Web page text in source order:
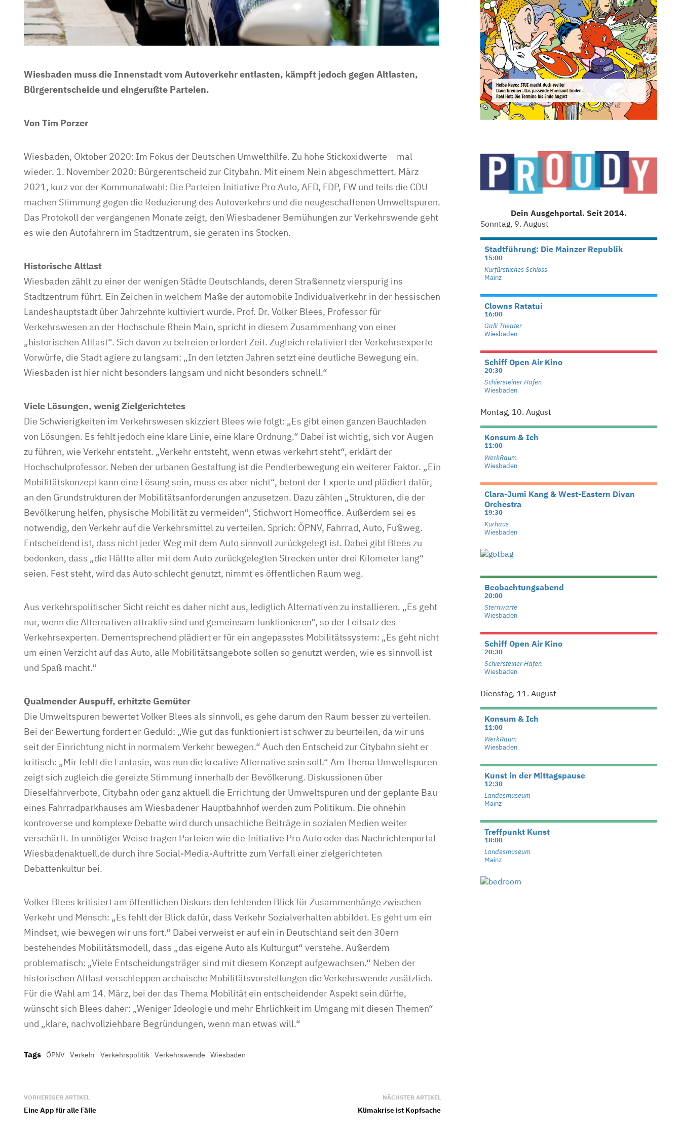
Wiesbaden muss die Innenstadt vom Autoverkehr entlasten, kämpft jedoch gegen Altlasten,
Bürgerentscheide und eingerußte Parteien.
Von Tim Porzer
Wiesbaden, Oktober 2020: Im Fokus der Deutschen Umwelthilfe. Zu hohe Stickoxidwerte – mal
wieder. 1. November 2020: Bürgerentscheid zur Citybahn. Mit einem Nein abgeschmettert. März
2021, kurz vor der Kommunalwahl: Die Parteien Initiative Pro Auto, AFD, FDP, FW und teils die CDU
machen Stimmung gegen die Reduzierung des Autoverkehrs und die neugeschaffenen Umweltspuren.
Das Protokoll der vergangenen Monate zeigt, den Wiesbadener Bemühungen zur Verkehrswende geht
es wie den Autofahrern im Stadtzentrum, sie geraten ins Stocken.
Historische Altlast
Wiesbaden zählt zu einer der wenigen Städte Deutschlands, deren Straßennetz vierspurig ins
Stadtzentrum führt. Ein Zeichen in welchem Maße der automobile Individualverkehr in der hessischen
Landeshauptstadt über Jahrzehnte kultiviert wurde. Prof. Dr. Volker Blees, Professor für
Verkehrswesen an der Hochschule Rhein Main, spricht in diesem Zusammenhang von einer
„historischen Altlast“. Sich davon zu befreien erfordert Zeit. Zugleich relativiert der Verkehrsexperte
Vorwürfe, die Stadt agiere zu langsam: „In den letzten Jahren setzt eine deutliche Bewegung ein.
Wiesbaden ist hier nicht besonders langsam und nicht besonders schnell.“
Viele Lösungen, wenig Zielgerichtetes
Die Schwierigkeiten im Verkehrswesen skizziert Blees wie folgt: „Es gibt einen ganzen Bauchladen
von Lösungen. Es fehlt jedoch eine klare Linie, eine klare Ordnung.“ Dabei ist wichtig, sich vor Augen
zu führen, wie Verkehr entsteht. „Verkehr entsteht, wenn etwas verkehrt steht“, erklärt der
Hochschulprofessor. Neben der urbanen Gestaltung ist die Pendlerbewegung ein weiterer Faktor. „Ein
Mobilitätskonzept kann eine Lösung sein, muss es aber nicht“, betont der Experte und plädiert dafür,
an den Grundstrukturen der Mobilitätsanforderungen anzusetzen. Dazu zählen „Strukturen, die der
Bevölkerung helfen, physische Mobilität zu vermeiden“, Stichwort Homeoffice. Außerdem sei es
notwendig, den Verkehr auf die Verkehrsmittel zu verteilen. Sprich: ÖPNV, Fahrrad, Auto, Fußweg.
Entscheidend ist, dass nicht jeder Weg mit dem Auto sinnvoll zurückgelegt ist. Dabei gibt Blees zu
bedenken, dass „die Hälfte aller mit dem Auto zurückgelegten Strecken unter drei Kilometer lang“
seien. Fest steht, wird das Auto schlecht genutzt, nimmt es öffentlichen Raum weg.
Aus verkehrspolitischer Sicht reicht es daher nicht aus, lediglich Alternativen zu installieren. „Es geht
nur, wenn die Alternativen attraktiv sind und gemeinsam funktionieren“, so der Leitsatz des
Verkehrsexperten. Dementsprechend plädiert er für ein angepasstes Mobilitätssystem: „Es geht nicht
um einen Verzicht auf das Auto, alle Mobilitätsangebote sollen so genutzt werden, wie es sinnvoll ist
und Spaß macht.“
Qualmender Auspuff, erhitzte Gemüter
Die Umweltspuren bewertet Volker Blees als sinnvoll, es gehe darum den Raum besser zu verteilen.
Bei der Bewertung fordert er Geduld: „Wie gut das funktioniert ist schwer zu beurteilen, da wir uns
seit der Einrichtung nicht in normalem Verkehr bewegen.“ Auch den Entscheid zur Citybahn sieht er
kritisch: „Mir fehlt die Fantasie, was nun die kreative Alternative sein soll.“ Am Thema Umweltspuren
zeigt sich zugleich die gereizte Stimmung innerhalb der Bevölkerung. Diskussionen über
Dieselfahrverbote, Citybahn oder ganz aktuell die Errichtung der Umweltspuren und der geplante Bau
eines Fahrradparkhauses am Wiesbadener Hauptbahnhof werden zum Politikum. Die ohnehin
kontroverse und komplexe Debatte wird durch unsachliche Beiträge in sozialen Medien weiter
verschärft. In unnötiger Weise tragen Parteien wie die Initiative Pro Auto oder das Nachrichtenportal
Wiesbadenaktuell.de durch ihre Social-Media-Auftritte zum Verfall einer zielgerichteten
Debattenkultur bei.
Volker Blees kritisiert am öffentlichen Diskurs den fehlenden Blick für Zusammenhänge zwischen
Verkehr und Mensch: „Es fehlt der Blick dafür, dass Verkehr Sozialverhalten abbildet. Es geht um ein
Mindset, wie bewegen wir uns fort.“ Dabei verweist er auf ein in Deutschland seit den 30ern
bestehendes Mobilitätsmodell, dass „das eigene Auto als Kulturgut“ verstehe. Außerdem
problematisch: „Viele Entscheidungsträger sind mit diesem Konzept aufgewachsen.“ Neben der
historischen Altlast verschleppen archaische Mobilitätsvorstellungen die Verkehrswende zusätzlich.
Für die Wahl am 14. März, bei der das Thema Mobilität ein entscheidender Aspekt sein dürfte,
wünscht sich Blees daher: „Weniger Ideologie und mehr Ehrlichkeit im Umgang mit diesen Themen“
und „klare, nachvollziehbare Begründungen, wenn man etwas will.“
Tags ÖPNV Verkehr Verkehrspolitik Verkehrswende Wiesbaden
VORHERIGER ARTIKEL
Eine App für alle Fälle
NÄCHSTER ARTIKEL
Klimakrise ist Kopfsache
Dein Ausgehportal. Seit 2014.
Sonntag, 9. August
Stadtführung: Die Mainzer Republik
15:00
Kurfürstliches Schloss
Mainz
Clowns Ratatui
16:00
Galli Theater
Wiesbaden
Schiff Open Air Kino
20:30
Schiersteiner Hafen
Wiesbaden
Montag, 10. August
Konsum & Ich
11:00
WerkRaum
Wiesbaden
Clara-Jumi Kang & West-Eastern Divan
Orchestra
19:30
Kurhaus
Wiesbaden
Beobachtungsabend
20:00
Sternwarte
Wiesbaden
Schiff Open Air Kino
20:30
Schiersteiner Hafen
Wiesbaden
Dienstag, 11. August
Konsum & Ich
11:00
WerkRaum
Wiesbaden
Kunst in der Mittagspause
12:30
Landesmuseum
Mainz
Treffpunkt Kunst
18:00
Landesmuseum
Mainz